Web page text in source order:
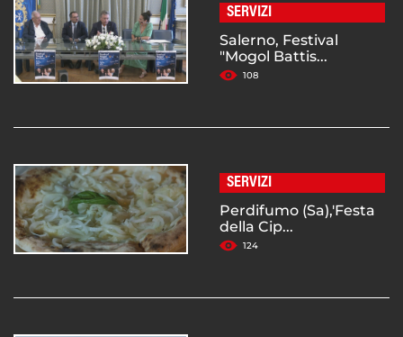
SERVIZI
Salerno, Festival
"Mogol Battis...
108
SERVIZI
Perdifumo (Sa),'Festa
della Cip...
124